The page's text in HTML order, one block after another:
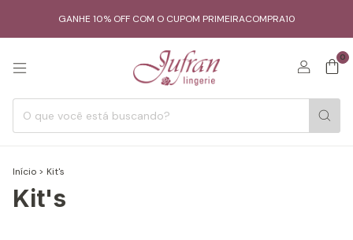
GANHE 10% OFF COM O CUPOM PRIMEIRACOMPRA10
0
Início > Kit's
Kit's